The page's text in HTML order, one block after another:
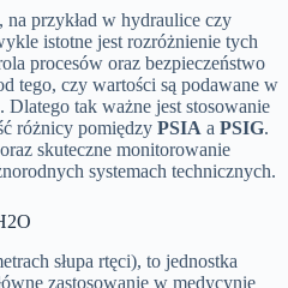
przykład w hydraulice czy
istotne jest rozróżnienie tych
procesów oraz bezpieczeństwo
tego, czy wartości są podawane w
tak ważne jest stosowanie
różnicy pomiędzy PSIA a PSIG.
skuteczne monitorowanie
systemach technicznych.
słupa rtęci), to jednostka
zastosowanie w medycynie